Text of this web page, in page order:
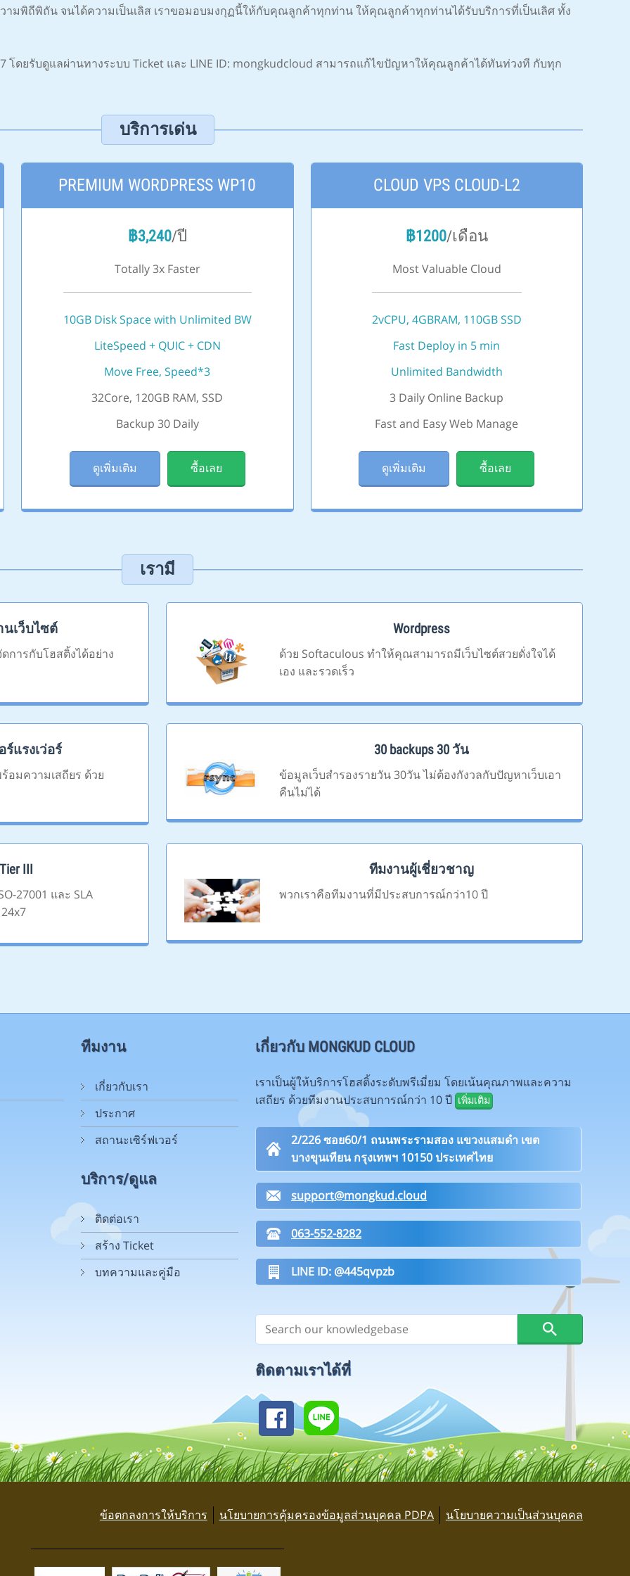
พิถีพิถัน จนได้ความเป็นเลิส เราขอมอบมงกุฏนี้ให้กับคุณลูกค้าทุกท่าน ให้คุณลูกค้าทุกท่านได้รับบริการที่เป็นเลิศ ทั้ง
ยรับดูแลผ่านทางระบบ Ticket และ LINE ID: mongkudcloud สามารถแก้ไขปัญหาให้คุณลูกค้าได้ทันท่วงที กับทุก
บริการเด่น
PREMIUM WORDPRESS WP10
฿3,240/ปี
Totally 3x Faster
10GB Disk Space with Unlimited BW
LiteSpeed + QUIC + CDN
Move Free, Speed*3
32Core, 120GB RAM, SSD
Backup 30 Daily
ดูเพิ่มเติม ซื้อเลย
CLOUD VPS CLOUD-L2
฿1200/เดือน
Most Valuable Cloud
2vCPU, 4GBRAM, 110GB SSD
Fast Deploy in 5 min
Unlimited Bandwidth
3 Daily Online Backup
Fast and Easy Web Manage
ดูเพิ่มเติม ซื้อเลย
เรามี
เว็บไซต์
ารกับโฮสติ้งได้อย่าง
Wordpress
ด้วย Softaculous ทำให้คุณสามารถมีเว็บไซต์สวยดั่งใจได้
เอง และรวดเร็ว
ร์แรงเว่อร์
อมความเสถียร ด้วย
30 backups 30 วัน
ข้อมูลเว็บสำรองรายวัน 30วัน ไม่ต้องกังวลกับปัญหาเว็บเอา
คืนไม่ได้
III
27001 และ SLA
ทีมงานผู้เชี่ยวชาญ
พวกเราคือทีมงานที่มีประสบการณ์กว่า10 ปี
ทีมงาน
เกี่ยวกับเรา
ประกาศ
สถานะเซิร์ฟเวอร์
บริการ/ดูแล
ติดต่อเรา
สร้าง Ticket
บทความและคู่มือ
เกี่ยวกับ MONGKUD CLOUD
เราเป็นผู้ให้บริการโฮสติ้งระดับพรีเมี่ยม โดยเน้นคุณภาพและความ
เสถียร ด้วยทีมงานประสบการณ์กว่า 10 ปี เพิ่มเติม
2/226 ซอย60/1 ถนนพระรามสอง แขวงแสมดำ เขต
บางขุนเทียน กรุงเทพฯ 10150 ประเทศไทย
support@mongkud.cloud
063-552-8282
LINE ID: @445qvpzb
ติดตามเราได้ที่
ข้อตกลงการให้บริการ นโยบายการคุ้มครองข้อมูลส่วนบุคคล PDPA นโยบายความเป็นส่วนบุคคล